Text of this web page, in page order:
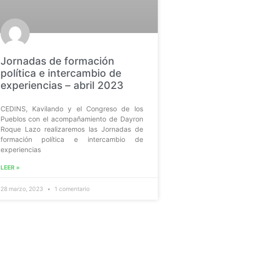
Jornadas de formación
política e intercambio de
experiencias – abril 2023
CEDINS, Kavilando y el Congreso de los
Pueblos con el acompañamiento de Dayron
Roque Lazo realizaremos las Jornadas de
formación política e intercambio de
experiencias
LEER »
28 marzo, 2023 1 comentario